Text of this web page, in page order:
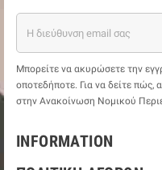
Μπορείτε να ακυρώσετε την
οποτεδήποτε. Για να δείτε πώς,
στην Ανακοίνωση Νομικού
INFORMATION